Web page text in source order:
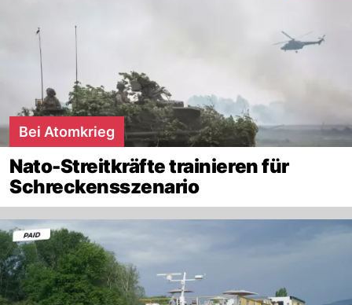
Bei Atomkrieg
Nato-Streitkräfte trainieren für
Schreckensszenario